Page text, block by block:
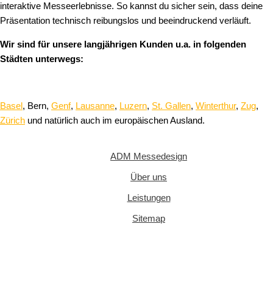
interaktive Messeerlebnisse. So kannst du sicher sein, dass deine
Präsentation technisch reibungslos und beeindruckend verläuft.
Wir sind für unsere langjährigen Kunden u.a. in folgenden
Städten unterwegs:
Basel , Bern, Genf, Lausanne, Luzern, St. Gallen, Winterthur, Zug,
Zürich und natürlich auch im europäischen Ausland.
ADM Messedesign
Über uns
Leistungen
Sitemap